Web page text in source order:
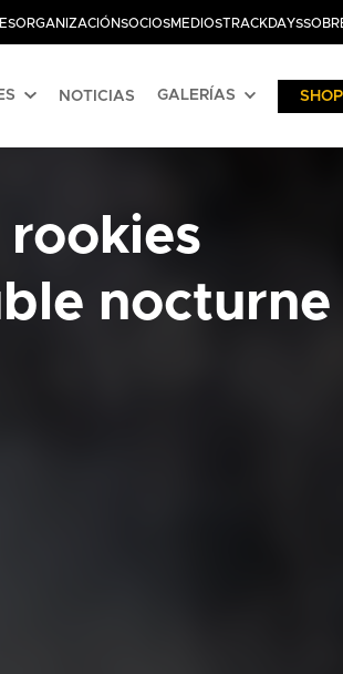
ORGANIZACIÓNSOCIOSMEDIOSTRACKDAYS
NOTICIAS GALERÍAS SHOP
rookies
nocturne